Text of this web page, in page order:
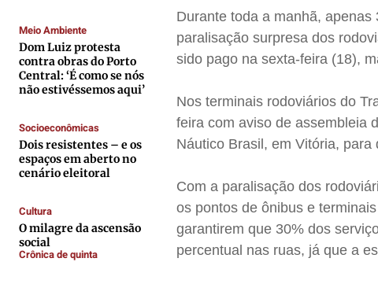
Publicidade Legal
Anuncie
Expediente
Contato
Anuncie
Termos de Uso
Privacidade
Publicidade Legal
Anuncie
Expediente
Contato
Anuncie
Termos de Uso
Privacidade
Publicidade Legal
Anuncie
Expediente
Contato
Anuncie
Termos de Uso
Privacidade
Publicidade Legal
Anuncie
Expediente
Contato
Anuncie
Termos de Uso
Privacidade
Meio Ambiente
Dom Luiz protesta
contra obras do Porto
Central: ‘É como se nós
não estivéssemos aqui’
Socioeconômicas
Dois resistentes – e os
espaços em aberto no
cenário eleitoral
Cultura
O milagre da ascensão
social
Crônica de quinta
Durante toda a manhã,
paralisação surpresa dos
sido pago na sexta-feira (18),
Nos terminais rodoviários do
feira com aviso de assembleia
Náutico Brasil, em Vitória,
Com a paralisação dos
os pontos de ônibus e
garantirem que 30% dos
percentual nas ruas, já que a